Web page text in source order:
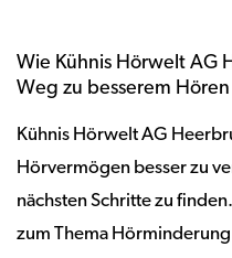
Wie Kühnis Hörwelt AG
Weg zu besserem
Kühnis Hörwelt AG
Hörvermögen besser zu
nächsten Schritte zu
zum Thema